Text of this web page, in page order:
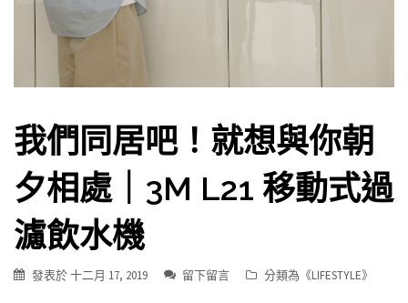
我們同居吧！就想與你朝
夕相處｜3M L21 移動式過
濾飲水機
發表於十二月 17, 2019 留下留言 分類為《LIFESTYLE》